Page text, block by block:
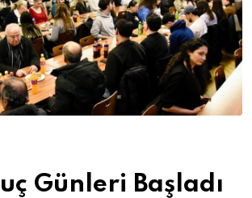
Günleri Başladı